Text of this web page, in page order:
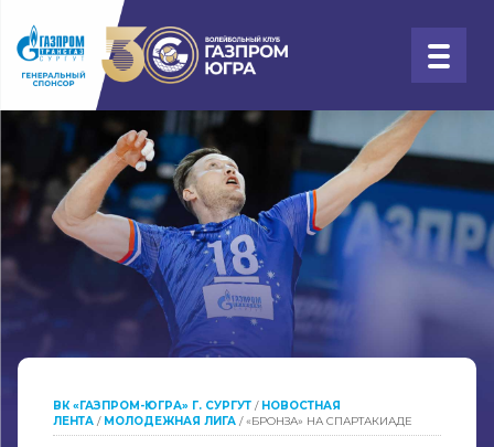
ВК «ГАЗПРОМ-ЮГРА» Г. СУРГУТ / НОВОСТНАЯ
ЛЕНТА / МОЛОДЕЖНАЯ ЛИГА /«БРОНЗА» НА СПАРТАКИАДЕ